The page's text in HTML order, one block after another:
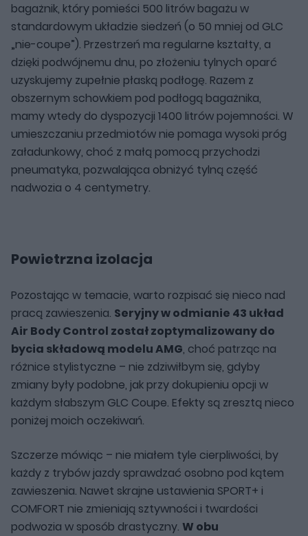
bagażnik, który pomieści 500 litrów bagażu w
standardowym układzie siedzeń (o 50 mniej od GLC
„nie-coupe”). Przestrzeń ma regularne kształty, a
dzięki podwójnemu dnu, po złożeniu tylnych oparć
uzyskujemy zupełnie płaską podłogę. Razem z
obszernym schowkiem pod podłogą bagażnika,
mamy wtedy do dyspozycji 1400 litrów pojemności. W
umieszczaniu przedmiotów nie pomaga wysoki próg
załadunkowy, choć z małą pomocą przychodzi
pneumatyka, pozwalająca obniżyć tylną część
nadwozia o 4 centymetry.
Powietrzna izolacja
Pozostając w temacie, warto rozpisać się nieco nad
pracą zawieszenia. Seryjny w odmianie 43 układ
Air Body Control został zoptymalizowany do
bycia składową modelu AMG, choć patrząc na
różnice stylistyczne – nie zdziwiłbym się, gdyby
zmiany były podobne, jak przy dokupieniu opcji w
każdym słabszym GLC Coupe. Efekty są zresztą nieco
poniżej moich oczekiwań.
Szczerze mówiąc – nie miałem tyle cierpliwości, by
każdy z trybów jazdy sprawdzać osobno pod kątem
zawieszenia. Nawet skrajne ustawienia SPORT+ i
COMFORT nie zmieniają sztywności i twardości
podwozia w sposób drastyczny. W obu